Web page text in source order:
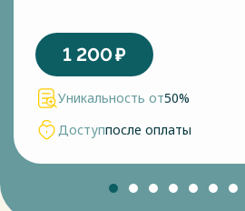
1 200₽
Уникальность от50%
Доступпосле оплаты